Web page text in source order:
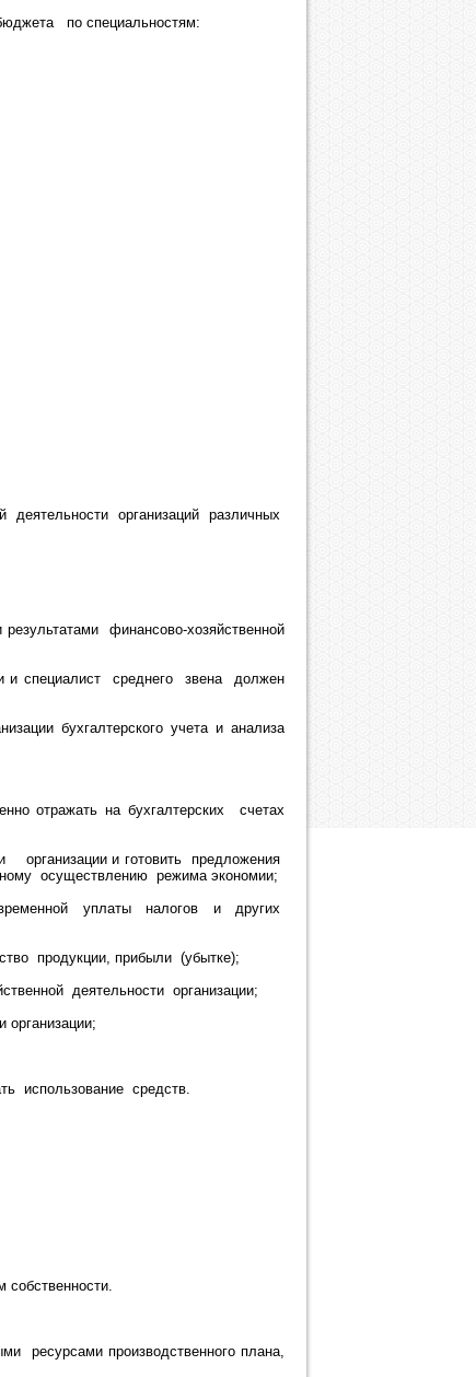
бюджета по специальностям:
деятельности организаций различных
финансово-хозяйственной
и специалист среднего звена должен
бухгалтерского учета и анализа
отражать на бухгалтерских счетах
организации и готовить предложения
осуществлению режима экономии;
уплаты налогов и других
продукции, прибыли (убытке);
деятельности организации;
использование средств.
ресурсами производственного плана,